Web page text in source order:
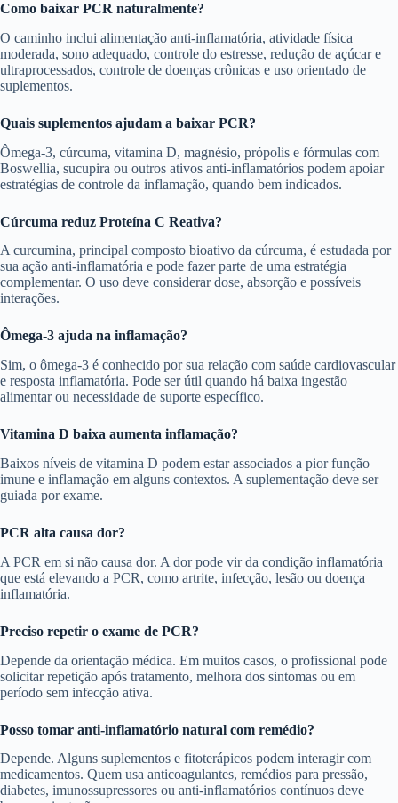
Como baixar PCR naturalmente?
O caminho inclui alimentação anti-inflamatória, atividade física
moderada, sono adequado, controle do estresse, redução de açúcar e
ultraprocessados, controle de doenças crônicas e uso orientado de
suplementos.
Quais suplementos ajudam a baixar PCR?
Ômega-3, cúrcuma, vitamina D, magnésio, própolis e fórmulas com
Boswellia, sucupira ou outros ativos anti-inflamatórios podem apoiar
estratégias de controle da inflamação, quando bem indicados.
Cúrcuma reduz Proteína C Reativa?
A curcumina, principal composto bioativo da cúrcuma, é estudada por
sua ação anti-inflamatória e pode fazer parte de uma estratégia
complementar. O uso deve considerar dose, absorção e possíveis
interações.
Ômega-3 ajuda na inflamação?
Sim, o ômega-3 é conhecido por sua relação com saúde cardiovascular
e resposta inflamatória. Pode ser útil quando há baixa ingestão
alimentar ou necessidade de suporte específico.
Vitamina D baixa aumenta inflamação?
Baixos níveis de vitamina D podem estar associados a pior função
imune e inflamação em alguns contextos. A suplementação deve ser
guiada por exame.
PCR alta causa dor?
A PCR em si não causa dor. A dor pode vir da condição inflamatória
que está elevando a PCR, como artrite, infecção, lesão ou doença
inflamatória.
Preciso repetir o exame de PCR?
Depende da orientação médica. Em muitos casos, o profissional pode
solicitar repetição após tratamento, melhora dos sintomas ou em
período sem infecção ativa.
Posso tomar anti-inflamatório natural com remédio?
Depende. Alguns suplementos e fitoterápicos podem interagir com
medicamentos. Quem usa anticoagulantes, remédios para pressão,
diabetes, imunossupressores ou anti-inflamatórios contínuos deve